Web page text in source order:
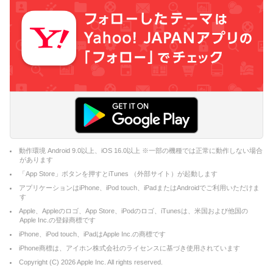
動作環境 Android 9.0以上、iOS 16.0以上 ※一部の機種では正常に動作しない場合
があります
「App Store」ボタンを押すとiTunes （外部サイト）が起動します
アプリケーションはiPhone、iPod touch、iPadまたはAndroidでご利用いただけま
す
Apple、Appleのロゴ、App Store、iPodのロゴ、iTunesは、米国および他国の
Apple Inc.の登録商標です
iPhone、iPod touch、iPadはApple Inc.の商標です
iPhone商標は、アイホン株式会社のライセンスに基づき使用されています
Copyright (C) 2026Apple Inc. All rights reserved.